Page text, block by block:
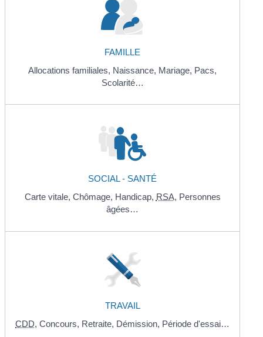
FAMILLE
Allocations familiales, Naissance, Mariage, Pacs,
Scolarité…
SOCIAL - SANTÉ
Carte vitale, Chômage, Handicap, RSA, Personnes
âgées…
TRAVAIL
CDD, Concours, Retraite, Démission, Période d'essai…